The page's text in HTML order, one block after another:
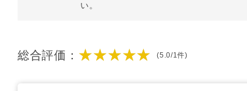
い。
総合評価： ★★★★★ (5.0/1件)